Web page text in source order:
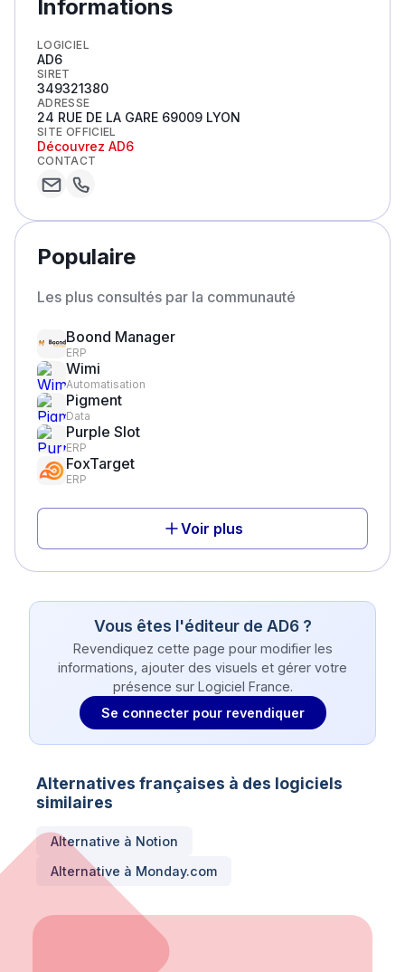
Informations
LOGICIEL
AD6
SIRET
349321380
ADRESSE
24 RUE DE LA GARE 69009 LYON
SITE OFFICIEL
Découvrez AD6
CONTACT
Populaire
Les plus consultés par la communauté
Boond Manager
ERP
Wimi
Automatisation
Pigment
Data
Purple Slot
ERP
FoxTarget
ERP
Voir plus
Vous êtes l'éditeur de AD6?
Revendiquez cette page pour modifier les
informations, ajouter des visuels et gérer votre
présence sur Logiciel France.
Se connecter pour revendiquer
Alternatives françaises à des logiciels
similaires
Alternative à Notion
Alternative à Monday.com